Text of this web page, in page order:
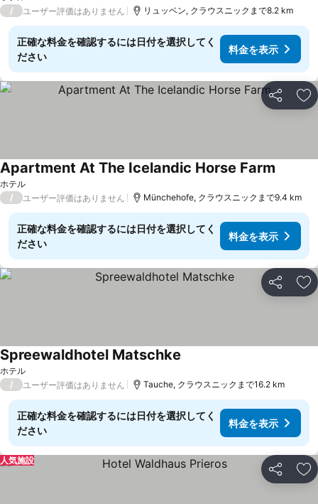
/
ユーザー評価はありません リュッベン, クラウスニックまで8.2 km
正確な料金を確認するには日付を選択してく
ださい
料金を表示
シェア お
ホテル
Apartment At The Icelandic Horse Farm
/ ユーザー評価はありません Münchehofe, クラウスニックまで9.4 km
正確な料金を確認するには日付を選択してく
ださい
料金を表示
シェア お
ホテル
Spreewaldhotel Matschke
/ ユーザー評価はありません Tauche, クラウスニックまで16.2 km
正確な料金を確認するには日付を選択してく
ださい
料金を表示
シェア お
人気施設